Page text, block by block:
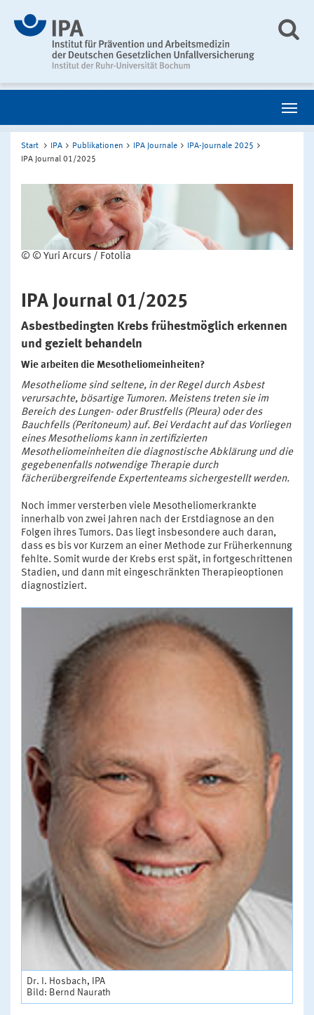
Start IPA Publikationen IPA Journale
IPA-Journale 2025
IPA Journal 01/2025
© © Yuri Arcurs / Fotolia
IPA Journal 01/2025
Asbestbedingten Krebs frühestmöglich erkennen
und gezielt behandeln
Wie arbeiten die Mesotheliomeinheiten?
Mesotheliome sind seltene, in der Regel durch Asbest
verursachte, bösartige Tumoren. Meistens treten sie im
Bereich des Lungen- oder Brustfells (Pleura) oder des
Bauchfells (Peritoneum) auf. Bei Verdacht auf das Vorliegen
eines Mesothelioms kann in zertifizierten
Mesotheliomeinheiten die diagnostische Abklärung und die
gegebenenfalls notwendige Therapie durch
fächerübergreifende Expertenteams sichergestellt werden.
Noch immer versterben viele Mesotheliomerkrankte
innerhalb von zwei Jahren nach der Erstdiagnose an den
Folgen ihres Tumors. Das liegt insbesondere auch daran,
dass es bis vor Kurzem an einer Methode zur Früherkennung
fehlte. Somit wurde der Krebs erst spät, in fortgeschrittenen
Stadien, und dann mit eingeschränkten Therapieoptionen
diagnostiziert.
Dr. I. Hosbach, IPA
Bild: Bernd Naurath